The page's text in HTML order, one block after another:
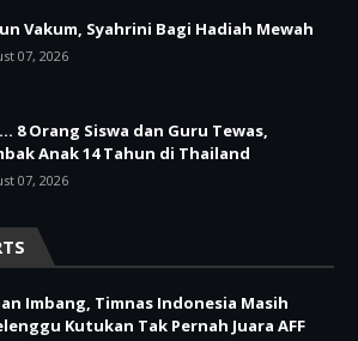
Vakum, Syahrini Bagi Hadiah Mewah
07, 2026
8 Orang Siswa dan Guru Tewas,
Anak 14 Tahun di Thailand
07, 2026
Imbang, Timnas Indonesia Masih
Kutukan Tak Pernah Juara AFF